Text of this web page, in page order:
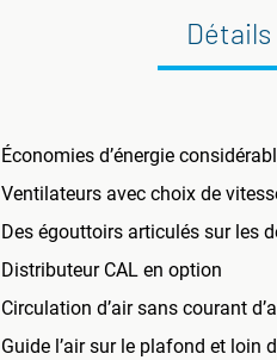
Détails
Économies d’énergie
Ventilateurs avec choix de
Des égouttoirs articulés sur les
Distributeur CAL en option
Circulation d’air sans courant
Guide l’air sur le plafond et loin